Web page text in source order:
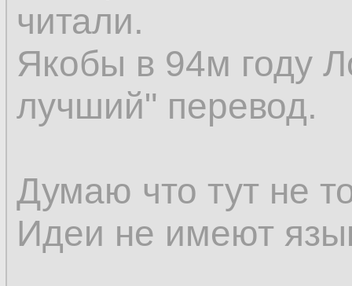
читали.
Якобы в 94м году
лучший" перевод.
Думаю что тут не
Идеи не имеют